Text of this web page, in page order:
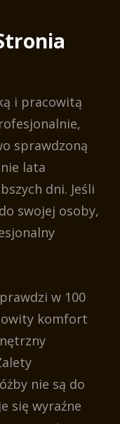
i pracowitą
sprawdzoną
lata
dni. Jeśli
swojej osoby,
w 100
komfort
nie są do
się wyraźne